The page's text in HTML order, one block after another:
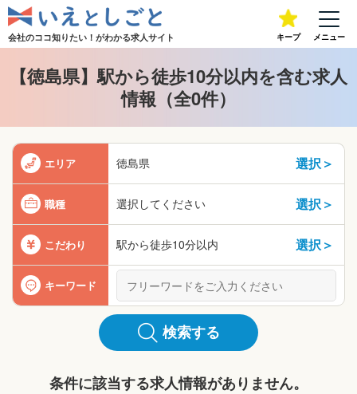
会社のココ知りたい！がわかる求人サイト キープ メニュー
【徳島県】駅から徒歩10分以内を含む求人
情報（全0件）
エリア 徳島県 選択＞
職種 選択してください 選択＞
こだわり 駅から徒歩10分以内 選択＞
キーワード
検索する
条件に該当する求人情報がありません。